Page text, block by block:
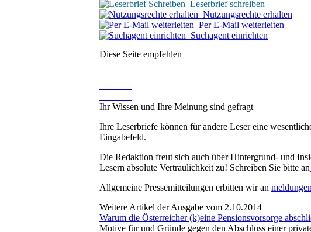
Leserbrief schreiben
Nutzungsrechte erhalten
Per E-Mail weiterleiten
Suchagent einrichten
Diese Seite empfehlen
Ihr Wissen und Ihre Meinung sind gefragt
Ihre Leserbriefe können für andere Leser eine
Eingabefeld.
Die Redaktion freut sich auch über Hintergrund- und
Lesern absolute Vertraulichkeit zu! Schreiben Sie bitte an
Allgemeine Pressemitteilungen erbitten wir an
Weitere Artikel der Ausgabe vom 2.10.2014
Warum die Österreicher (k)eine Pensionsvorsorge
Motive für und Gründe gegen den Abschluss einer